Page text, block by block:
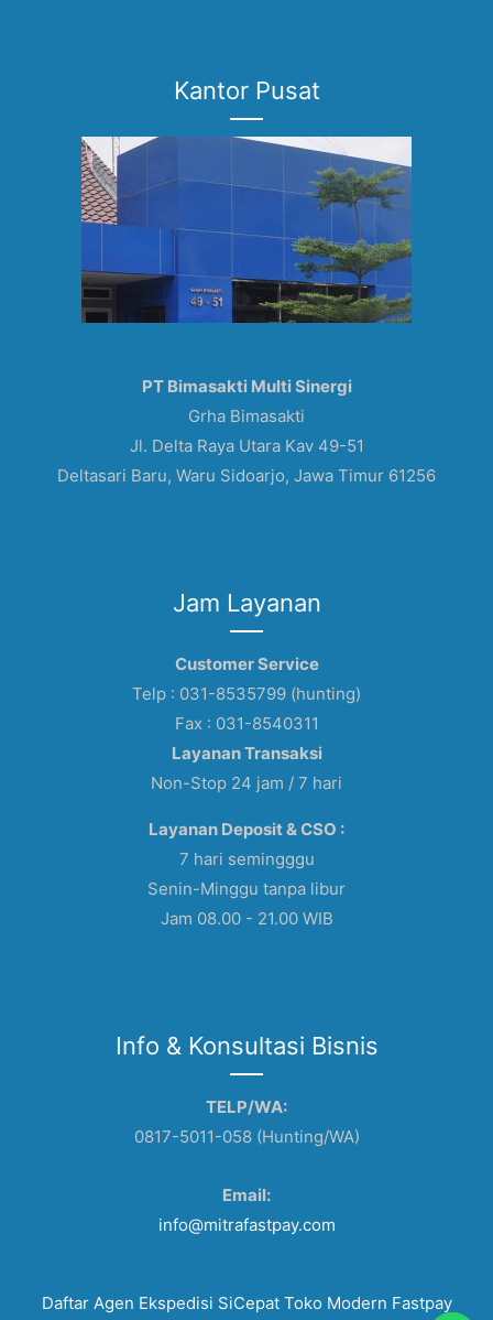
Kantor Pusat
PT Bimasakti Multi Sinergi
Grha Bimasakti
Jl. Delta Raya Utara Kav 49-51
Deltasari Baru, Waru Sidoarjo, Jawa Timur 61256
Jam Layanan
Customer Service
Telp : 031-8535799 (hunting)
Fax : 031-8540311
Layanan Transaksi
Non-Stop 24 jam / 7 hari
Layanan Deposit & CSO :
7 hari semingggu
Senin-Minggu tanpa libur
Jam 08.00 - 21.00 WIB
Info & Konsultasi Bisnis
TELP/WA:
0817-5011-058 (Hunting/WA)
Email:
info@mitrafastpay.com
Daftar Agen Ekspedisi SiCepat Toko Modern Fastpay